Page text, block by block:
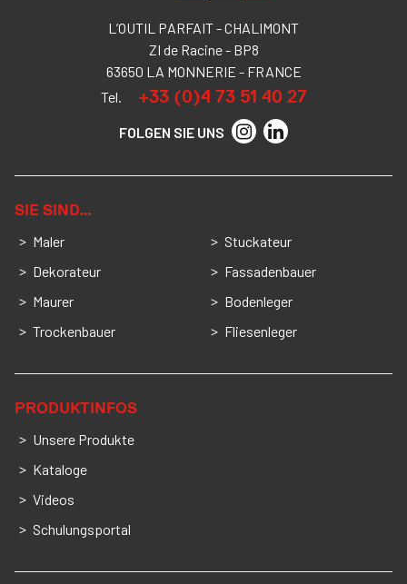
L’OUTIL PARFAIT - CHALIMONT
ZI de Racine - BP8
63650 LA MONNERIE - FRANCE
Tel.
+33 (0)4 73 51 40 27
FOLGEN SIE UNS
SIE SIND…
Maler
Dekorateur
Maurer
Trockenbauer
Stuckateur
Fassadenbauer
Bodenleger
Fliesenleger
PRODUKTINFOS
Unsere Produkte
Kataloge
Videos
Schulungsportal